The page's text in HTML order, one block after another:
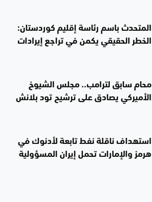
المتحدث باسم رئاسة إقليم كوردستان:
الخطر الحقيقي يكمن في تراجع إيرادات
محام سابق لترامب.. مجلس الشيوخ
الأميركي يصادق على ترشيح تود بلانش
استهداف ناقلة نفط تابعة لأدنوك في
هرمز والإمارات تحمل إيران المسؤولية